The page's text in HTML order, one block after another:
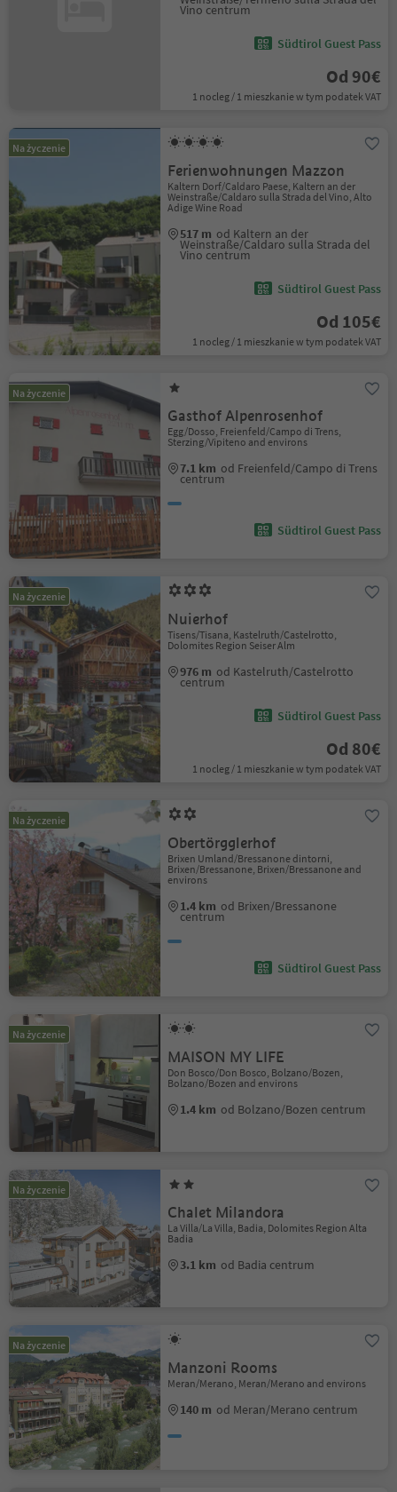
Vino centrum
Südtirol Guest Pass
Od 90€
1 nocleg / 1 mieszkanie w tym podatek VAT
Na życzenie
Ferienwohnungen Mazzon
Kaltern Dorf/Caldaro Paese, Kaltern an der
Weinstraße/Caldaro sulla Strada del Vino, Alto
Adige Wine Road
517 m od Kaltern an der
Weinstraße/Caldaro sulla Strada del
Vino centrum
Südtirol Guest Pass
Od 105€
1 nocleg / 1 mieszkanie w tym podatek VAT
Na życzenie
Gasthof Alpenrosenhof
Egg/Dosso, Freienfeld/Campo di Trens,
Sterzing/Vipiteno and environs
7.1 km od Freienfeld/Campo di Trens
centrum
Südtirol Guest Pass
Na życzenie
Nuierhof
Tisens/Tisana, Kastelruth/Castelrotto,
Dolomites Region Seiser Alm
976 m od Kastelruth/Castelrotto
centrum
Südtirol Guest Pass
Od 80€
1 nocleg / 1 mieszkanie w tym podatek VAT
Na życzenie
Obertörgglerhof
Brixen Umland/Bressanone dintorni,
Brixen/Bressanone, Brixen/Bressanone and
environs
1.4 km od Brixen/Bressanone
centrum
Südtirol Guest Pass
Na życzenie
MAISON MY LIFE
Don Bosco/Don Bosco, Bolzano/Bozen,
Bolzano/Bozen and environs
1.4 km od Bolzano/Bozen centrum
Na życzenie
Chalet Milandora
La Villa/La Villa, Badia, Dolomites Region Alta
Badia
3.1 km od Badia centrum
Na życzenie
Manzoni Rooms
Meran/Merano, Meran/Merano and environs
140 m od Meran/Merano centrum